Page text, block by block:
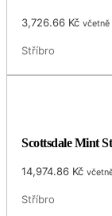
3,726.66 Kč včetně
Stříbro
Scottsdale Mint
14,974.86 Kč
Stříbro